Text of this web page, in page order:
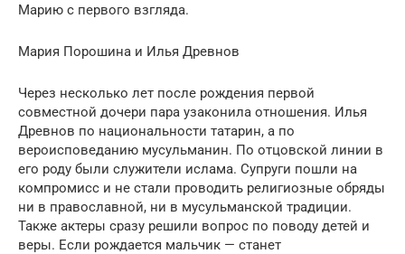
Марию с первого взгляда.
Мария Порошина и Илья Древнов
Через несколько лет после рождения первой
совместной дочери пара узаконила отношения. Илья
Древнов по национальности татарин, а по
вероисповеданию мусульманин. По отцовской линии в
его роду были служители ислама. Супруги пошли на
компромисс и не стали проводить религиозные обряды
ни в православной, ни в мусульманской традиции.
Также актеры сразу решили вопрос по поводу детей и
веры. Если рождается мальчик — станет